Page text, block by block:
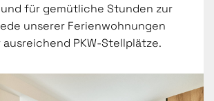
und für gemütliche Stunden zur
unserer Ferienwohnungen
PKW-Stellplätze.